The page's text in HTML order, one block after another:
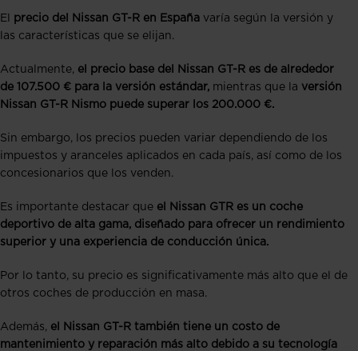
El precio del Nissan GT-R en España varía según la versión y
las características que se elijan.
Actualmente, el precio base del Nissan GT-R es de alrededor
de 107.500 € para la versión estándar, mientras que la versión
Nissan GT-R Nismo puede superar los 200.000 €.
Sin embargo, los precios pueden variar dependiendo de los
impuestos y aranceles aplicados en cada país, así como de los
concesionarios que los venden.
Es importante destacar que el Nissan GTR es un coche
deportivo de alta gama, diseñado para ofrecer un rendimiento
superior y una experiencia de conducción única.
Por lo tanto, su precio es significativamente más alto que el de
otros coches de producción en masa.
Además, el Nissan GT-R también tiene un costo de
mantenimiento y reparación más alto debido a su tecnología